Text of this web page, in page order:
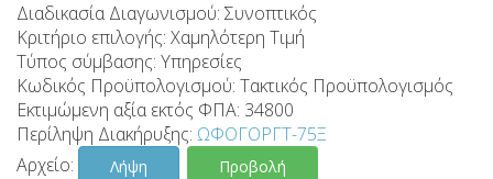
Διαδικασία Διαγωνισμού: Συνοπτικός
Κριτήριο επιλογής: Χαμηλότερη Τιμή
Τύπος σύμβασης: Υπηρεσίες
Κωδικός Προϋπολογισμού: Τακτικός Προϋπολογισμός
Εκτιμώμενη αξία εκτός ΦΠΑ: 34800
Περίληψη Διακήρυξης: ΩΦΟΓΟΡΓΤ-75Ξ
Αρχείο:
Λήψη Προβολή